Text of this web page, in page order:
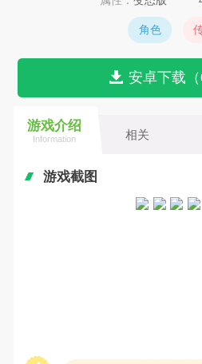
角色
安卓下载（
游戏介绍
Information 相关
游戏截图